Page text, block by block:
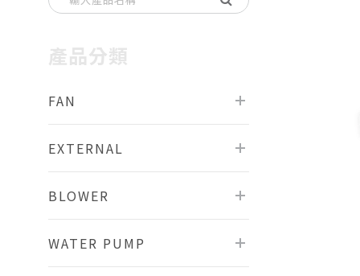
產品分類
FAN
EXTERNAL
BLOWER
WATER PUMP